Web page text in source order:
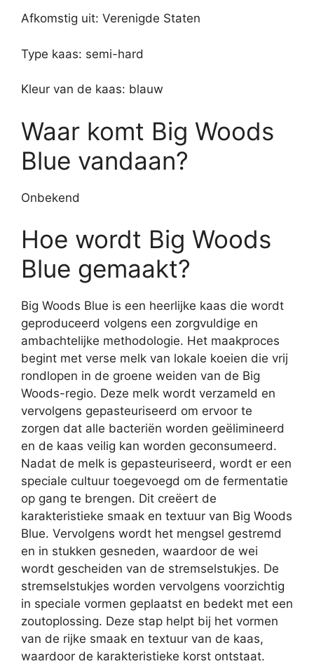
Afkomstig uit: Verenigde Staten
Type kaas: semi-hard
Kleur van de kaas: blauw
Waar komt Big Woods
Blue vandaan?
Onbekend
Hoe wordt Big Woods
Blue gemaakt?
Big Woods Blue is een heerlijke kaas die wordt
geproduceerd volgens een zorgvuldige en
ambachtelijke methodologie. Het maakproces
begint met verse melk van lokale koeien die vrij
rondlopen in de groene weiden van de Big
Woods-regio. Deze melk wordt verzameld en
vervolgens gepasteuriseerd om ervoor te
zorgen dat alle bacteriën worden geëlimineerd
en de kaas veilig kan worden geconsumeerd.
Nadat de melk is gepasteuriseerd, wordt er een
speciale cultuur toegevoegd om de fermentatie
op gang te brengen. Dit creëert de
karakteristieke smaak en textuur van Big Woods
Blue. Vervolgens wordt het mengsel gestremd
en in stukken gesneden, waardoor de wei
wordt gescheiden van de stremselstukjes. De
stremselstukjes worden vervolgens voorzichtig
in speciale vormen geplaatst en bedekt met een
zoutoplossing. Deze stap helpt bij het vormen
van de rijke smaak en textuur van de kaas,
waardoor de karakteristieke korst ontstaat.